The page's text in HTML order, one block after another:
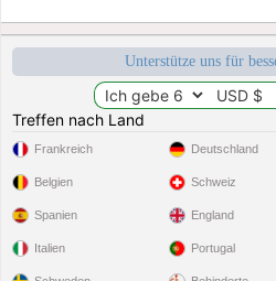
Unterstütze uns für
Treffen nach Land
Frankreich
Belgien
Spanien
Italien
Deutschland
Schweiz
England
Portugal